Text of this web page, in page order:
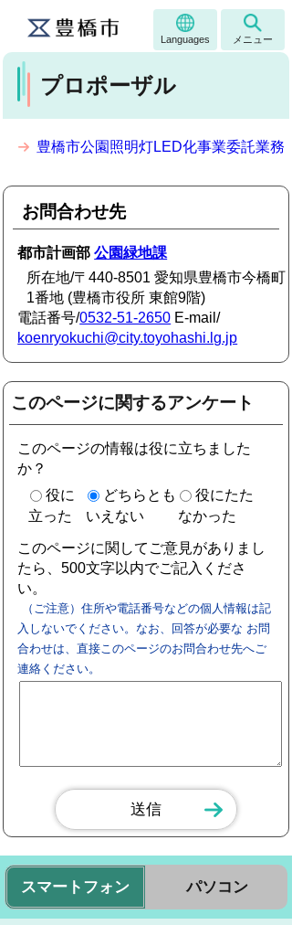
Languages メニュー
プロポーザル
豊橋市公園照明灯LED化事業委託業務
お問合わせ先
都市計画部公園緑地課
所在地/〒440-8501 愛知県豊橋市今橋町
1番地 (豊橋市役所 東館9階)
電話番号/0532-51-2650 E-mail/
koenryokuchi@city.toyohashi.lg.jp
このページに関するアンケート
このページの情報は役に立ちました
か？
役に
立った
どちらとも
いえない
役にたた
なかった
このページに関してご意見がありまし
たら、500文字以内でご記入くださ
い。
（ご注意）住所や電話番号などの個人情報は記
入しないでください。なお、回答が必要な お問
合わせは、直接このページのお問合わせ先へご
連絡ください。
スマートフォン パソコン